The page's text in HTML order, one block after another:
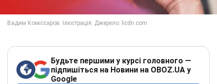
Будьте першими у курсі головного —
підпишіться на Новини на OBOZ.UA у
Google